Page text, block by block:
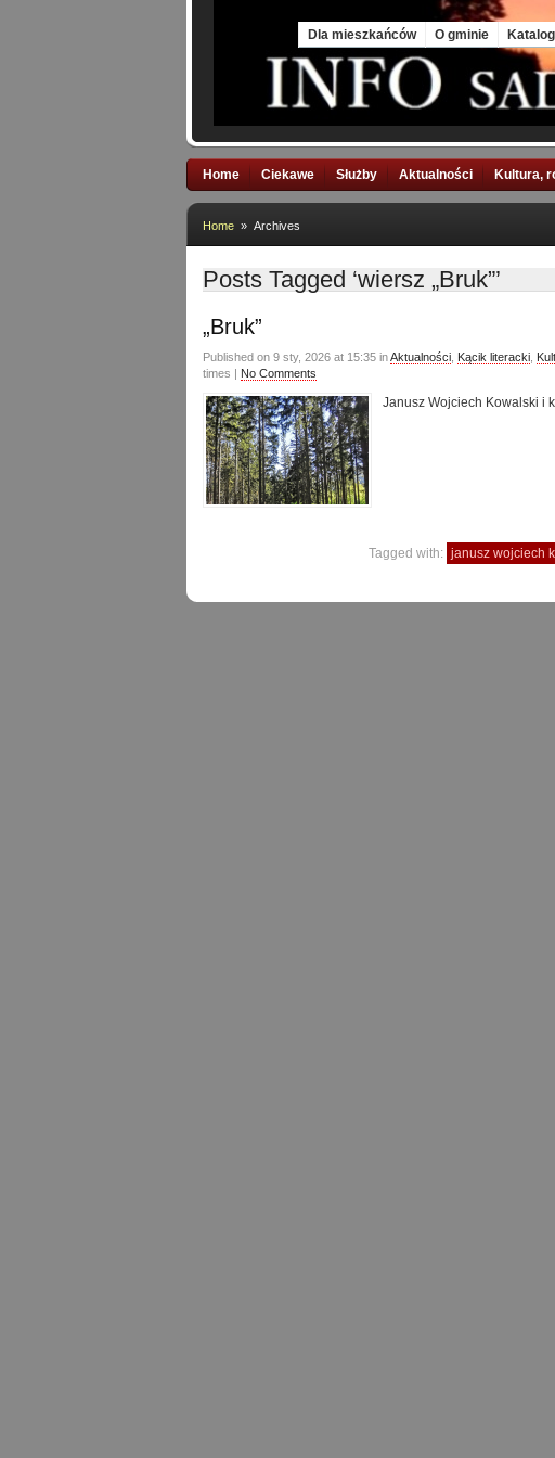
Dla mieszkańców O gminie
Home Ciekawe Służby Aktualności Kultura,
Home » Archives
Posts Tagged ‘wiersz „Bruk”’
„Bruk”
Published on 9 sty, 2026 at 15:35 inAktualności Kącik literacki
times | No Comments
Janusz Wojciech Kowalski i
Tagged with: janusz wojciech